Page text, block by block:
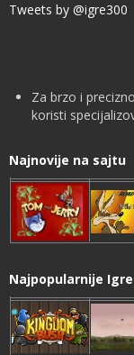
Tweets by @igre300
Za brzo i precizno
koristi
Najnovije na sajtu
Najpopularnije Igre